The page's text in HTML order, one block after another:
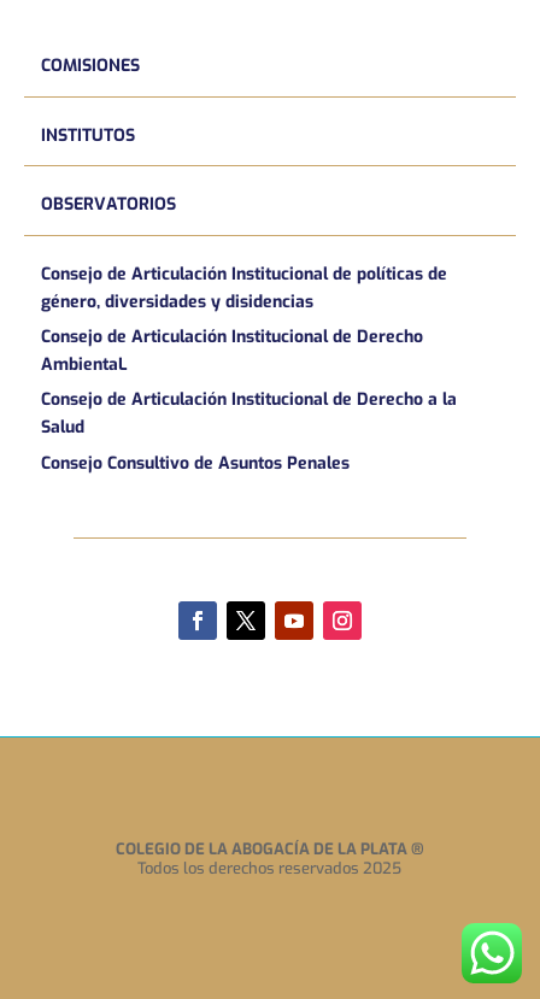
COMISIONES
INSTITUTOS
OBSERVATORIOS
Consejo de Articulación Institucional de políticas de
género, diversidades y disidencias
Consejo de Articulación Institucional de Derecho
AmbientaL
Consejo de Articulación Institucional de Derecho a la
Salud
Consejo Consultivo de Asuntos Penales
COLEGIO DE LA ABOGACÍA DE LA PLATA®
Todos los derechos reservados 2025